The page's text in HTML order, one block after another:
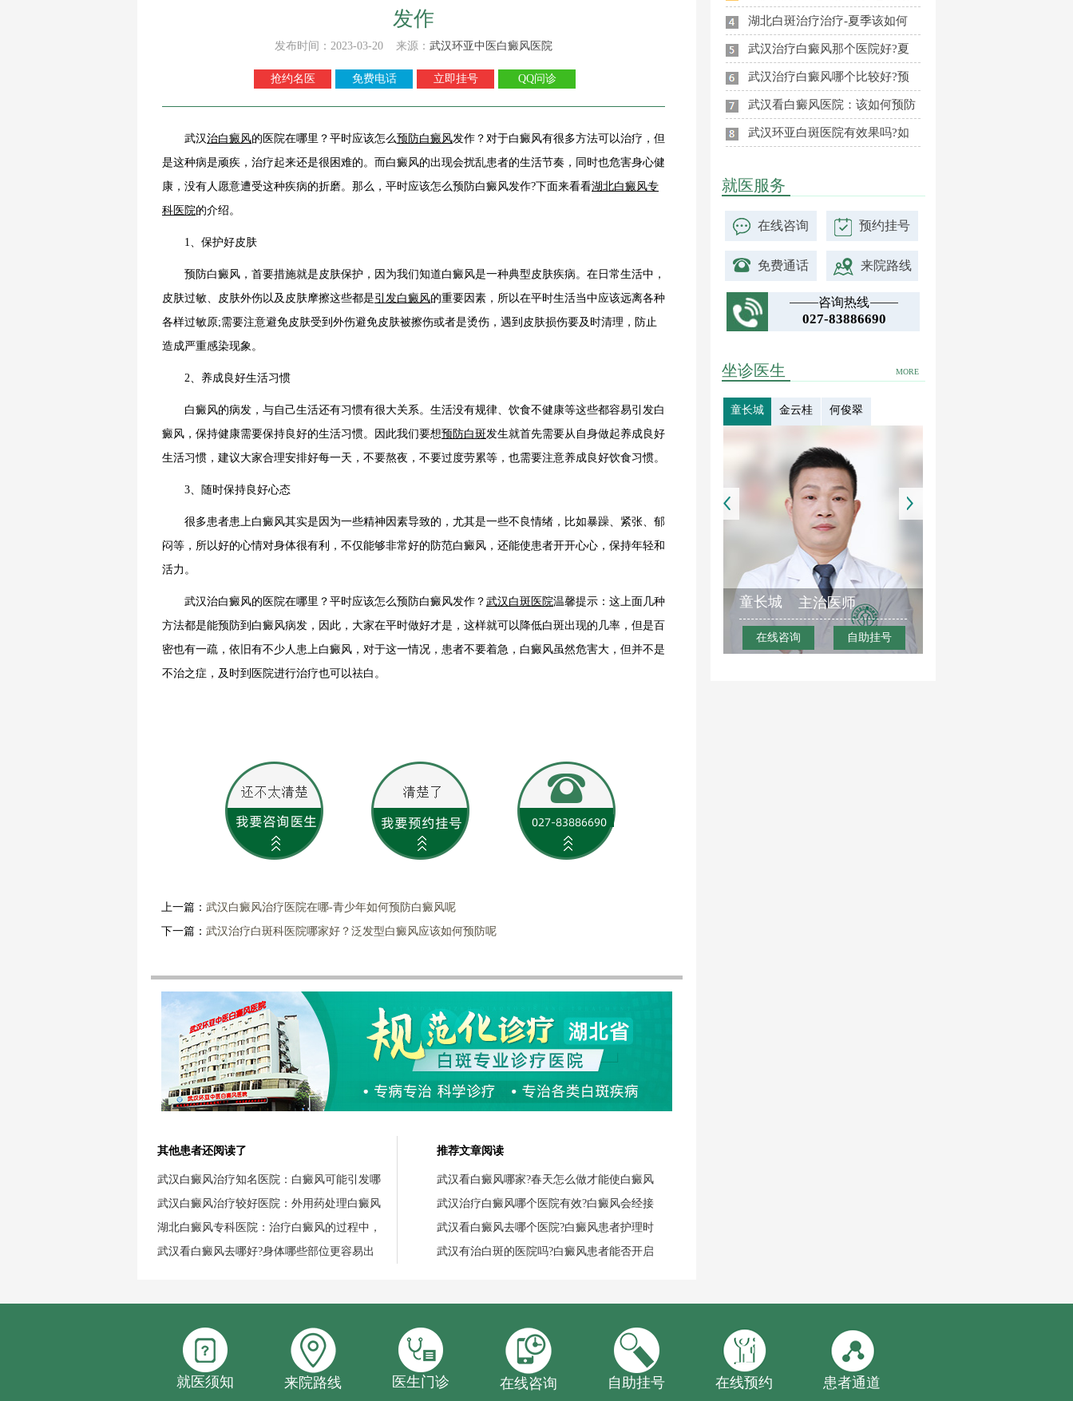
发作
发布时间：2023-03-20 来源： 武汉环亚中医白癜风医院
抢约名医 免费电话 立即挂号 QQ问诊
武汉治白癜风的医院在哪里？平时应该怎么预防白癜风发作？对于白癜风有很多方法可以治疗，但
是这种病是顽疾，治疗起来还是很困难的。而白癜风的出现会扰乱患者的生活节奏，同时也危害身心健
康，没有人愿意遭受这种疾病的折磨。那么，平时应该怎么预防白癜风发作?下面来看看湖北白癜风专
科医院的介绍。
1、保护好皮肤
预防白癜风，首要措施就是皮肤保护，因为我们知道白癜风是一种典型皮肤疾病。在日常生活中，
皮肤过敏、皮肤外伤以及皮肤摩擦这些都是引发白癜风的重要因素，所以在平时生活当中应该远离各种
各样过敏原;需要注意避免皮肤受到外伤避免皮肤被擦伤或者是烫伤，遇到皮肤损伤要及时清理，防止
造成严重感染现象。
2、养成良好生活习惯
白癜风的病发，与自己生活还有习惯有很大关系。生活没有规律、饮食不健康等这些都容易引发白
癜风，保持健康需要保持良好的生活习惯。因此我们要想预防白斑发生就首先需要从自身做起养成良好
生活习惯，建议大家合理安排好每一天，不要熬夜，不要过度劳累等，也需要注意养成良好饮食习惯。
3、随时保持良好心态
很多患者患上白癜风其实是因为一些精神因素导致的，尤其是一些不良情绪，比如暴躁、紧张、郁
闷等，所以好的心情对身体很有利，不仅能够非常好的防范白癜风，还能使患者开开心心，保持年轻和
活力。
武汉治白癜风的医院在哪里？平时应该怎么预防白癜风发作？ 武汉白斑医院温馨提示：这上面几种
方法都是能预防到白癜风病发，因此，大家在平时做好才是，这样就可以降低白斑出现的几率，但是百
密也有一疏，依旧有不少人患上白癜风，对于这一情况，患者不要着急，白癜风虽然危害大，但并不是
不治之症，及时到医院进行治疗也可以祛白。
上一篇： 武汉白癜风治疗医院在哪-青少年如何预防白癜风呢
下一篇： 武汉治疗白斑科医院哪家好？泛发型白癜风应该如何预防呢
其他患者还阅读了
武汉白癜风治疗知名医院：白癜风可能引发哪
武汉白癜风治疗较好医院：外用药处理白癜风
湖北白癜风专科医院：治疗白癜风的过程中，
武汉看白癜风去哪好?身体哪些部位更容易出
推荐文章阅读
武汉看白癜风哪家?春天怎么做才能使白癜风
武汉治疗白癜风哪个医院有效?白癜风会经接
武汉看白癜风去哪个医院?白癜风患者护理时
武汉有治白斑的医院吗?白癜风患者能否开启
湖北白斑治疗治疗-夏季该如何
武汉治疗白癜风那个医院好?夏
武汉治疗白癜风哪个比较好?预
武汉看白癜风医院：该如何预防
武汉环亚白斑医院有效果吗?如
就医服务
在线咨询 预约挂号
免费通话 来院路线
咨询热线
027-83886690
MORE
坐诊医生
童长城 金云桂 何俊翠
童长城 主治医师
在线咨询 自助挂号
就医须知 来院路线 医生门诊 在线咨询 自助挂号 在线预约 患者通道